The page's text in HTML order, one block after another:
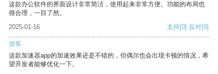
这款办公软件的界面设计非常简洁，使用起来非常方便。功能的布局也
很合理，一目了然。
2025-01-16
支持[0] 反对[0]
游客
这款加速器app的加速效果还是不错的，但偶尔也会出现卡顿的情况，希
望开发者能够优化一下。